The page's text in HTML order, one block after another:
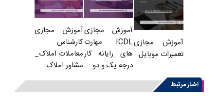
آموزش مجازی
تعمیرات موبایل
آموزش مجازی
ICDL مهارت
های رایانه کار
درجه یک و دو
آموزش مجازی
کارشناس
معاملات املاک_
مشاور املاک
اخبار مرتبط